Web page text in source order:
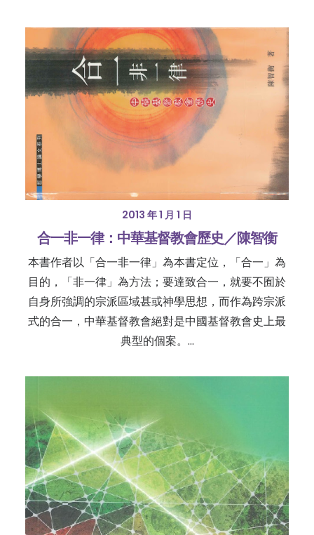
2013 年 1 月 1 日
合一非一律：中華基督教會歷史／陳智衡
本書作者以「合一非一律」為本書定位，「合一」為
目的，「非一律」為方法；要達致合一，就要不囿於
自身所強調的宗派區域甚或神學思想，而作為跨宗派
式的合一，中華基督教會絕對是中國基督教會史上最
典型的個案。…